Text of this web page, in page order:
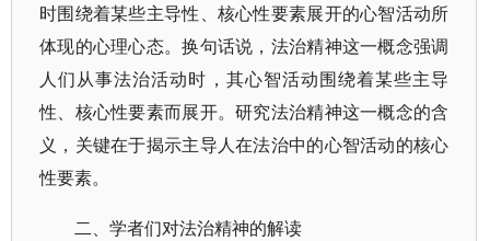
时围绕着某些主导性、核心性要素展开的心智活动所
体现的心理心态。换句话说，法治精神这一概念强调
人们从事法治活动时，其心智活动围绕着某些主导
性、核心性要素而展开。研究法治精神这一概念的含
义，关键在于揭示主导人在法治中的心智活动的核心
性要素。
二、学者们对法治精神的解读